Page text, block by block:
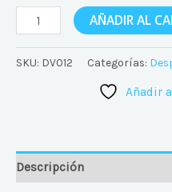
AÑADIR AL
SKU: DV012 Categorías:
Añadir
Descripción